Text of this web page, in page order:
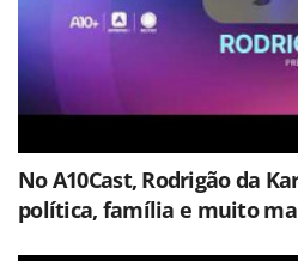
No A10Cast, Rodrigão da
política, família e muito